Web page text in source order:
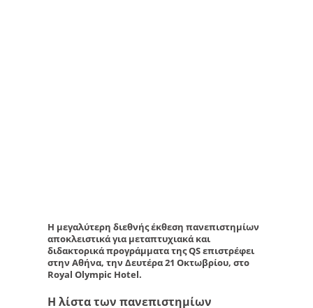
Η μεγαλύτερη διεθνής έκθεση πανεπιστημίων
αποκλειστικά για μεταπτυχιακά και
διδακτορικά προγράμματα της QS επιστρέφει
στην Αθήνα, την Δευτέρα 21 Οκτωβρίου, στο
Royal Olympic Hotel.
Η λίστα των πανεπιστημίων